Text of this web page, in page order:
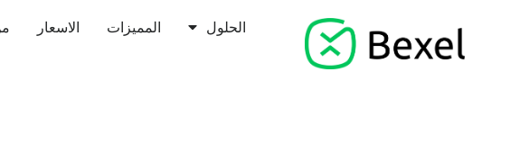
الحلول المميزات الاسعار